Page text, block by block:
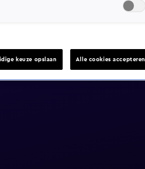
keuze opslaan Alle cookies accepteren